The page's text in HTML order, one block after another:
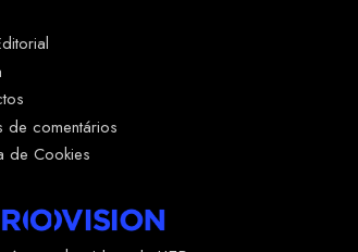
de comentários
de Cookies